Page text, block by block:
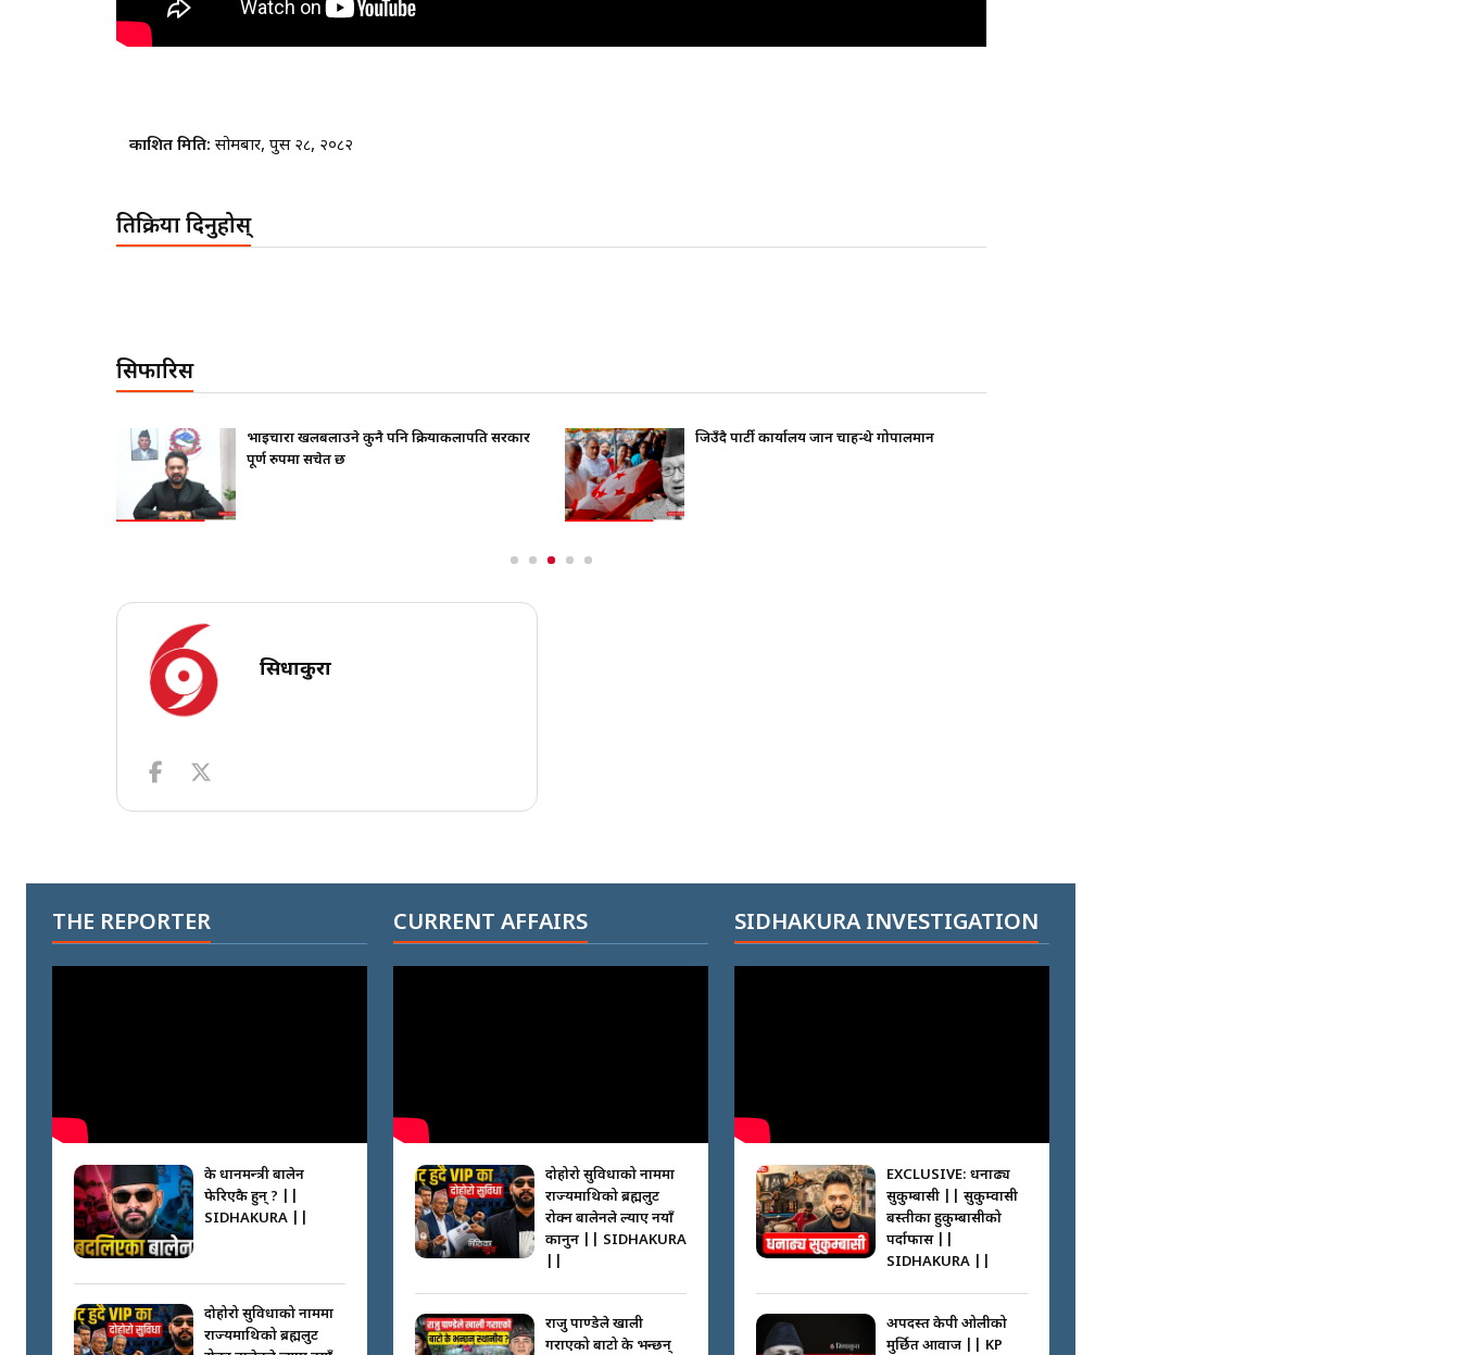
प्रकाशित मिति: सोमबार, पुस २८, २०८२
प्रतिक्रिया दिनुहोस्
सिफारिस
भाइचारा खलबलाउने कुनै पनि क्रियाकलापप्रति सरकार
पूर्ण रुपमा सचेत छ
जिउँदै पार्टी कार्यालय जान चाहन्थे गोपालमान
सिधाकुरा
THE REPORTER
के प्रधानमन्त्री बालेन
फेरिएकै हुन् ? ||
SIDHAKURA ||
दोहोरो सुविधाको नाममा
राज्यमाथिको ब्रह्मलुट
CURRENT AFFAIRS
दोहोरो सुविधाको नाममा
राज्यमाथिको ब्रह्मलुट
रोक्न बालेनले ल्याए नयाँ
कानुन || SIDHAKURA
राजु पाण्डेले खाली
गराएको बाटो के भन्छन्
SIDHAKURA INVESTIGATION
EXCLUSIVE: धनाढ्य
सुकुम्बासी || सुकुम्वासी
बस्तीका हुकुम्बासीको
पर्दाफास ||
SIDHAKURA ||
अपदस्त केपी ओलीको
मुर्छित आवाज || KP